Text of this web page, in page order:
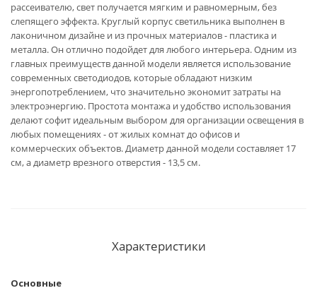
рассеивателю, свет получается мягким и равномерным, без
слепящего эффекта. Круглый корпус светильника выполнен в
лаконичном дизайне и из прочных материалов - пластика и
металла. Он отлично подойдет для любого интерьера. Одним из
главных преимуществ данной модели является использование
современных светодиодов, которые обладают низким
энергопотреблением, что значительно экономит затраты на
электроэнергию. Простота монтажа и удобство использования
делают софит идеальным выбором для организации освещения в
любых помещениях - от жилых комнат до офисов и
коммерческих объектов. Диаметр данной модели составляет 17
см, а диаметр врезного отверстия - 13,5 см.
Характеристики
Основные